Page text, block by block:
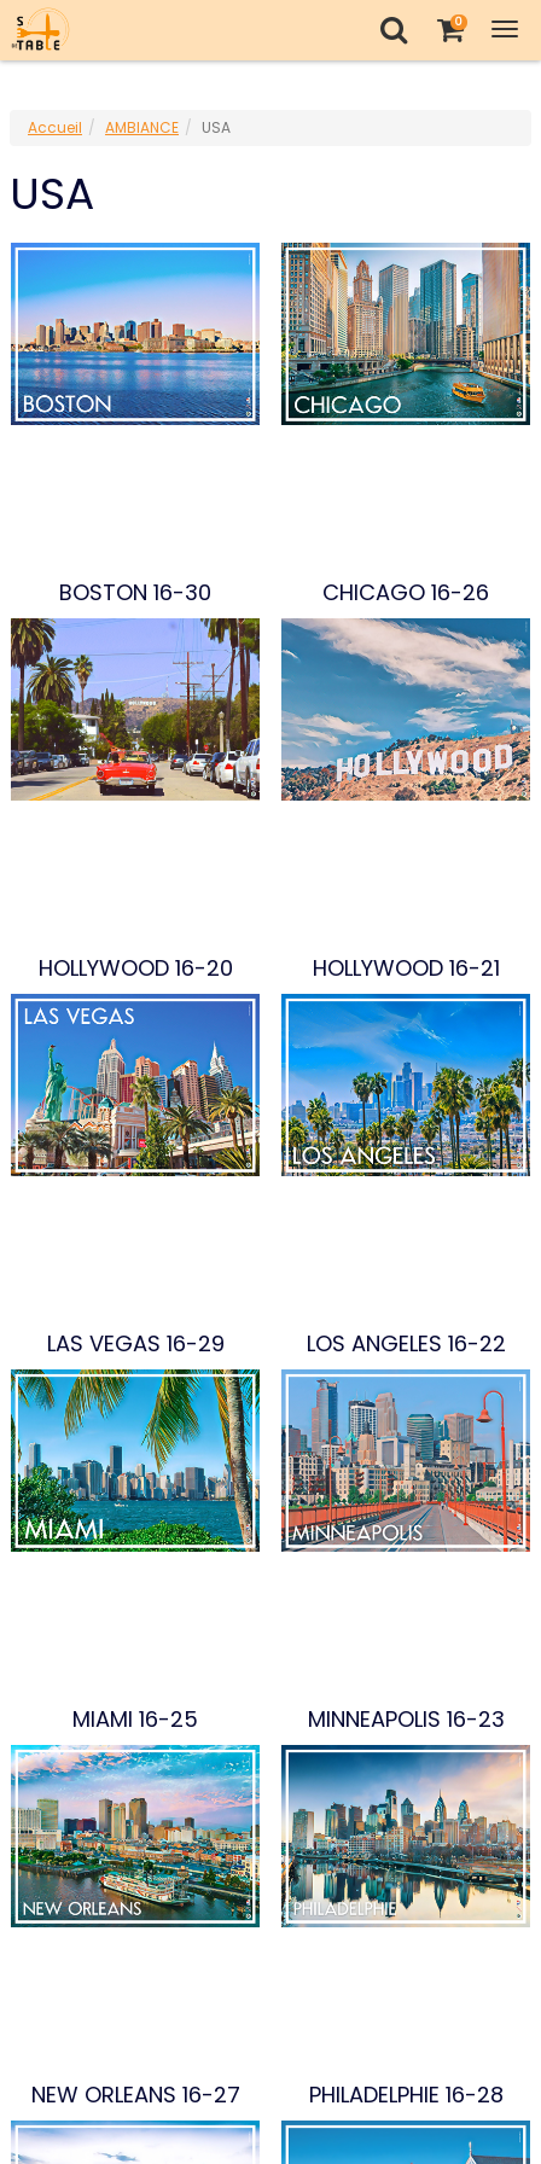
0
Accueil AMBIANCE USA
USA
BOSTON 16-30 CHICAGO 16-26
HOLLYWOOD 16-20 HOLLYWOOD 16-21
LAS VEGAS 16-29 LOS ANGELES 16-22
MIAMI 16-25 MINNEAPOLIS 16-23
NEW ORLEANS 16-27 PHILADELPHIE 16-28